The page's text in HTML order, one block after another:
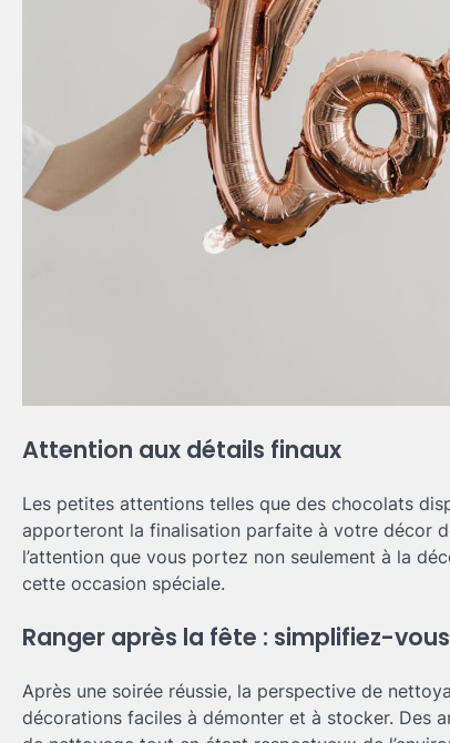
Attention aux détails finaux
Les petites attentions telles que des chocolats
apporteront la finalisation parfaite à votre décor
l’attention que vous portez non seulement à la
cette occasion spéciale.
Ranger après la fête : simplifiez-
Après une soirée réussie, la perspective de
décorations faciles à démonter et à stocker. Des